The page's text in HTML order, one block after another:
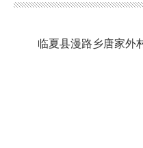
临夏县漫路乡唐家外